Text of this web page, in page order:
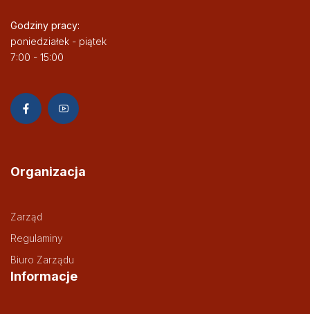
Godziny pracy:
poniedziałek - piątek
7:00 - 15:00
Organizacja
Zarząd
Regulaminy
Biuro Zarządu
Informacje